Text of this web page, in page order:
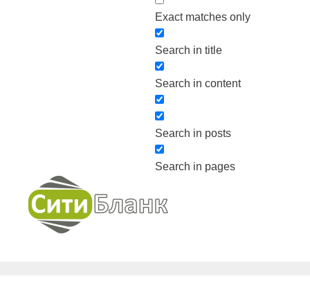
Exact matches only
Search in title
Search in content
Search in posts
Search in pages